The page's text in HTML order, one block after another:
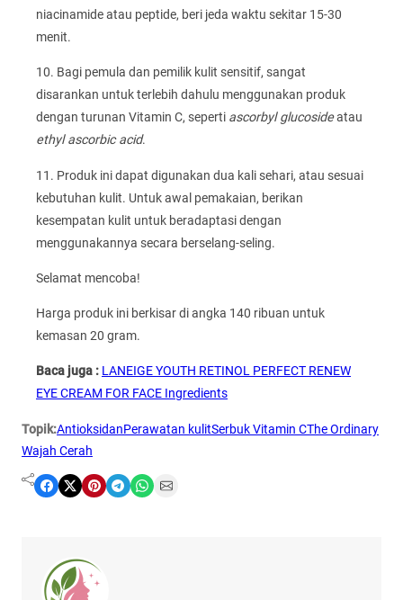
niacinamide atau peptide, beri jeda waktu sekitar 15-30
menit.
10. Bagi pemula dan pemilik kulit sensitif, sangat
disarankan untuk terlebih dahulu menggunakan produk
dengan turunan Vitamin C, seperti ascorbyl glucosideatau
ethyl ascorbic acid.
11. Produk ini dapat digunakan dua kali sehari, atau sesuai
kebutuhan kulit. Untuk awal pemakaian, berikan
kesempatan kulit untuk beradaptasi dengan
menggunakannya secara berselang-seling.
Selamat mencoba!
Harga produk ini berkisar di angka 140 ribuan untuk
kemasan 20 gram.
Baca juga : LANEIGE YOUTH RETINOL PERFECT RENEW
EYE CREAM FOR FACE Ingredients
Topik:AntioksidanPerawatan kulitSerbuk Vitamin CThe Ordinary
Wajah Cerah
Share on Facebook Share on X Share on Pinterest Share on Telegram Share on WhatsApp Share on Email